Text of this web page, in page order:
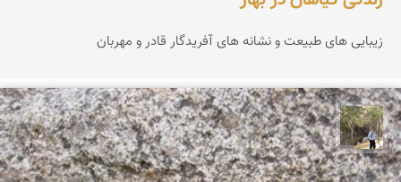
زیبایی های طبیعت و نشانه های آفریدگار قادر و مهربان
سیدحسین رضوانی